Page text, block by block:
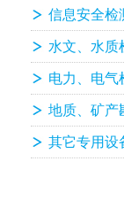
信息安全检
水文、水质
电力、电气
地质、矿产
其它专用设